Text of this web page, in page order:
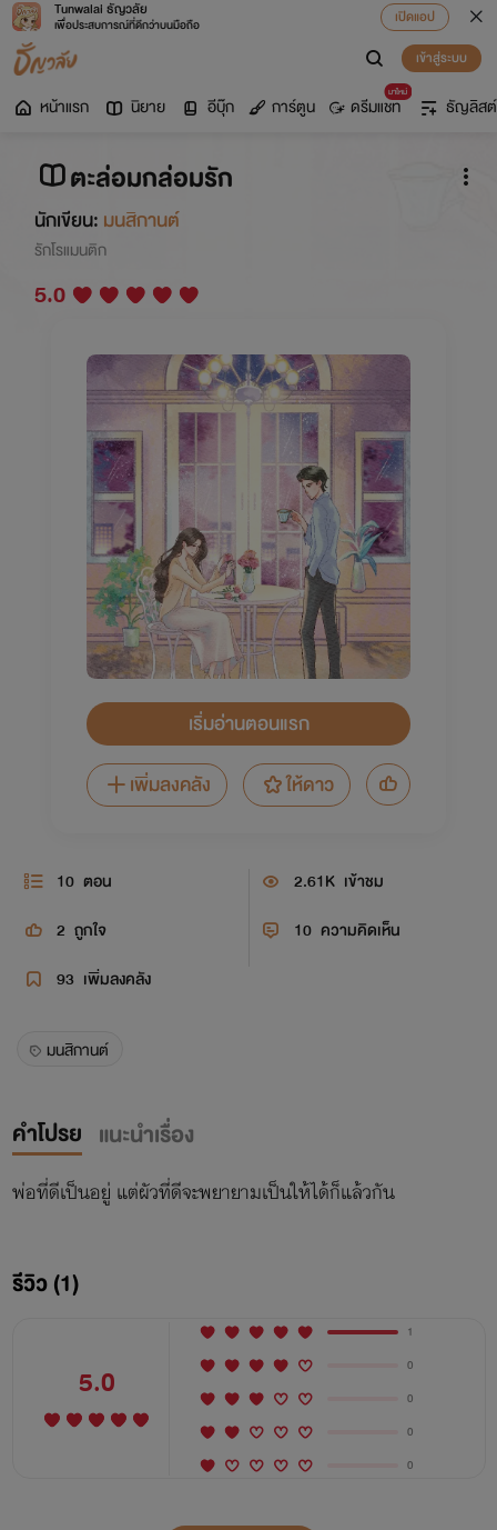
Tunwalai ธัญวลัย
เพื่อประสบการณ์ที่ดีกว่าบนมือถือ
เปิดแอป
เข้าสู่ระบบ
หน้าแรก นิยาย อีบุ๊ก การ์ตูน
มาใหม่
ดรีมแชท ธัญลิสต์
ตะล่อมกล่อมรัก
นักเขียน: มนสิกานต์
รักโรแมนติก
5.0
เริ่มอ่านตอนแรก
เพิ่มลงคลัง
ให้ดาว
10 ตอน 2.61K เข้าชม
2 ถูกใจ 10 ความคิดเห็น
93 เพิ่มลงคลัง
มนสิกานต์
คำโปรย แนะนำเรื่อง
พ่อที่ดีเป็นอยู่ แต่ผัวที่ดีจะพยายามเป็นให้ได้ก็แล้วกัน
รีวิว (1)
5.0
1
0
0
0
0